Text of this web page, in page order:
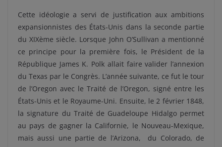
Cette idéologie a servi de justification aux ambitions
expansionnistes des États-Unis dans la seconde partie
du XIXème siècle. Lorsque John O’Sullivan a mentionné
ce principe pour la première fois, le Président de la
République James K. Polk allait faire valider l’annexion
du Texas par le Congrès. L’année suivante, ce fut le tour
de l’Oregon avec le Traité de l’Oregon, signé entre les
États-Unis et le Royaume-Uni. Ensuite, le 2 février 1848,
la signature du Traité de Guadeloupe Hidalgo permet
au pays de gagner la Californie, le Nouveau-Mexique,
mais aussi une partie de l’Arizona, du Colorado, de